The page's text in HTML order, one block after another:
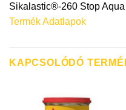
Sikalastic®-260 Stop Aqua
Termék Adatlapok
KAPCSOLÓDÓ